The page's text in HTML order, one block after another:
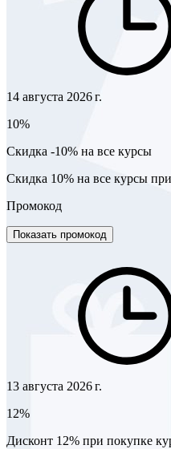
14 августа 2026 г.
10%
Скидка -10% на все курсы
Скидка 10% на все курсы
Промокод
Показать промокод
13 августа 2026 г.
12%
Дисконт 12% при покупке